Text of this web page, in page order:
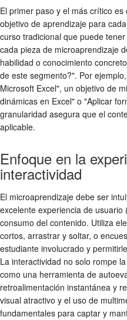
El primer paso y el más crítico
objetivo de aprendizaje para
curso tradicional que puede
cada pieza de microaprendizaje
habilidad o conocimiento
de este segmento?". Por
Microsoft Excel", un objetivo de
dinámicas en Excel" o "Aplicar
granularidad asegura que el
aplicable.
Enfoque en la
interactividad
El microaprendizaje debe ser
excelente experiencia de
consumo del contenido. Utiliza
cortos, arrastrar y soltar, o
estudiante involucrado y
La interactividad no solo rompe
como una herramienta de
retroalimentación instantánea y
visual atractivo y el uso de
fundamentales para captar y